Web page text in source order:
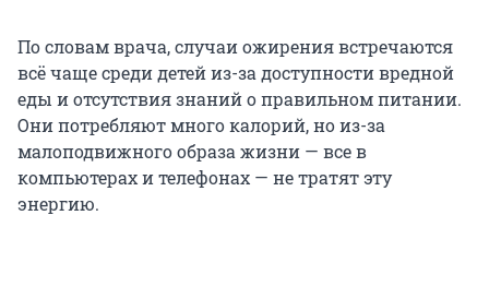
По словам врача, случаи ожирения встречаются
всё чаще среди детей из-за доступности вредной
еды и отсутствия знаний о правильном питании.
Они потребляют много калорий, но из-за
малоподвижного образа жизни — все в
компьютерах и телефонах — не тратят эту
энергию.